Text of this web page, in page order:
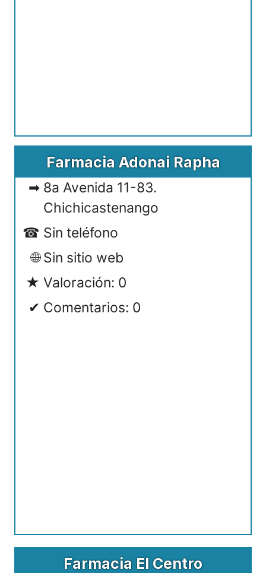
Farmacia Adonai Rapha
8a Avenida 11-83.
Chichicastenango
Sin teléfono
Sin sitio web
Valoración: 0
Comentarios: 0
Farmacia El Centro